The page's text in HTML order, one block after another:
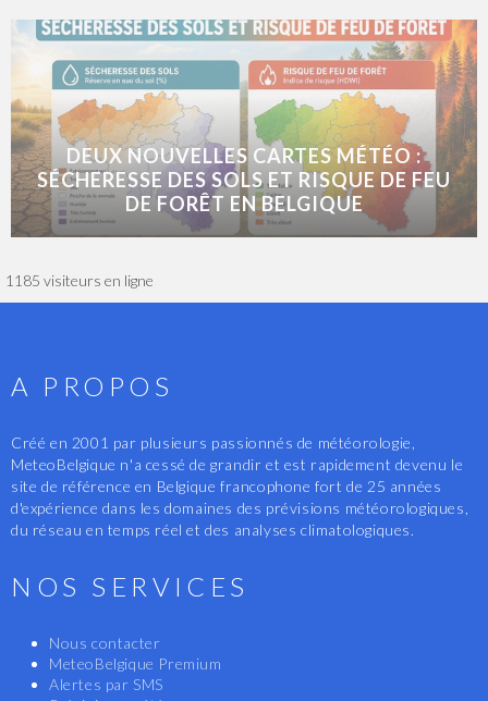
DEUX NOUVELLES CARTES MÉTÉO :
SÉCHERESSE DES SOLS ET RISQUE DE FEU
DE FORÊT EN BELGIQUE
1185 visiteurs en ligne
A PROPOS
Créé en 2001 par plusieurs passionnés de météorologie,
MeteoBelgique n'a cessé de grandir et est rapidement devenu le
site de référence en Belgique francophone fort de 25 années
d'expérience dans les domaines des prévisions météorologiques,
du réseau en temps réel et des analyses climatologiques.
NOS SERVICES
Nous contacter
MeteoBelgique Premium
Alertes par SMS